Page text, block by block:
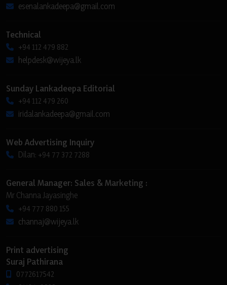
esenalankadeepa@gmail.com
Technical
+94 112 479 882
helpdesk@wijeya.lk
Sunday Lankadeepa Editorial
+94 112 479 260
iridalankadeepa@gmail.com
Web Advertising Inquiry
Dilan: +94 77 372 7288
General Manager: Sales & Marketing :
Mr Channa Jayasinghe
+94 777 880 155
channaj@wijeya.lk
Print advertising
Suraj Pathirana
0772617542